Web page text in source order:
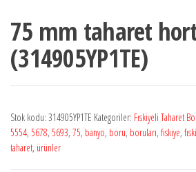
75 mm taharet
(314905YP1TE)
Stok kodu: 314905YP1TE Kategoriler: Fıskiyeli Taharet
5554, 5678, 5693, 75, banyo, boru, boruları, fıskiye,
taharet, ürünler